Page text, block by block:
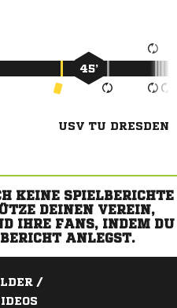
45’
USV TU DRESDEN
KEINE SPIELBERICHTE
DEINEN VEREIN,
IHRE FANS, INDEM DU
ANLEGST.
/